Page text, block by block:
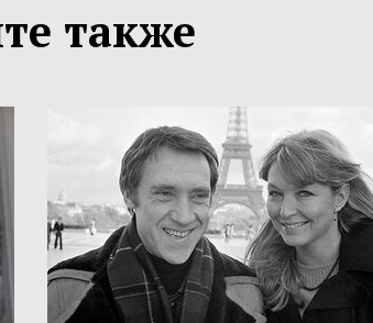
также